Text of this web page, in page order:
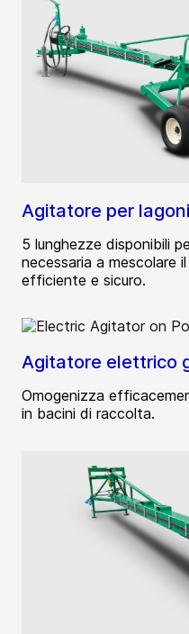
Agitatore per lagoni
5 lunghezze disponibili
necessaria a mescolare
efficiente e sicuro.
Agitatore elettrico
Omogenizza
in bacini di raccolta.